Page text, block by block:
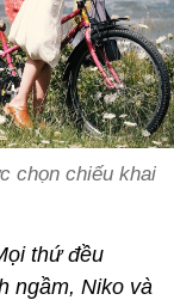
chọn chiếu khai
thứ đều
ngầm, Niko và